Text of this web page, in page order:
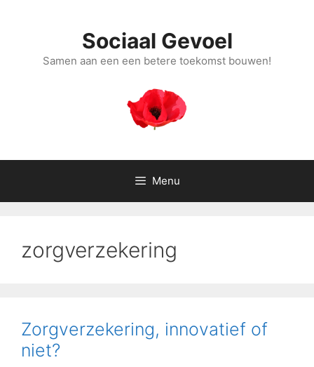
Sociaal Gevoel
Samen aan een een betere toekomst bouwen!
Menu
zorgverzekering
Zorgverzekering, innovatief of
niet?